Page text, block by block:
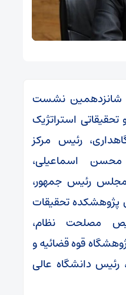
شانزدهمین نشست
استراتژیک
رئیس مرکز
اسماعیلی،
مجلس رئیس جمهور،
تحقیقات
مصلحت نظام،
قوه قضائیه و
دانشگاه عالی